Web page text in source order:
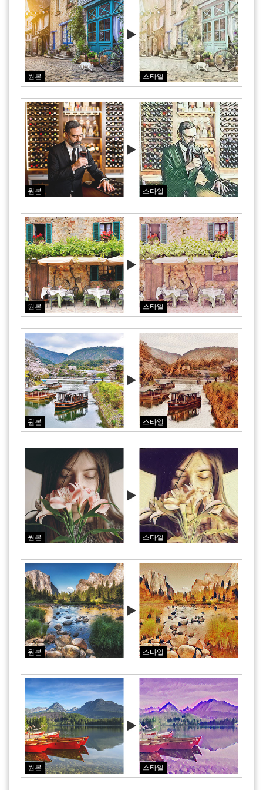
원본 스타일
원본 스타일
원본 스타일
원본 스타일
원본 스타일
원본 스타일
원본 스타일